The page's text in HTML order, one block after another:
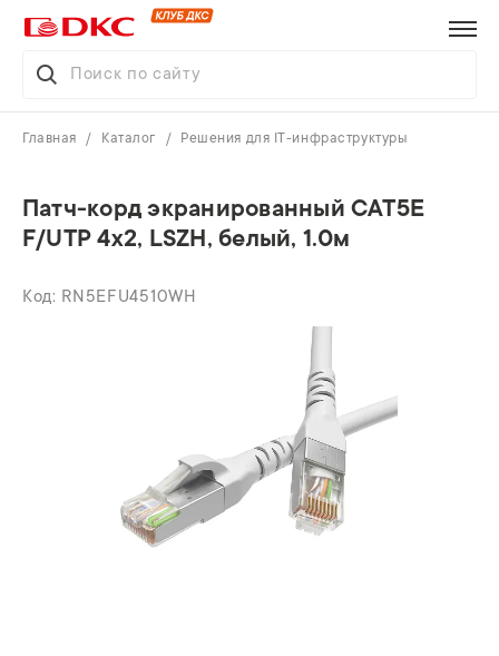
Главная Каталог Решения для IT-инфраструктуры
Патч-корд экранированный CAT5E
F/UTP 4х2, LSZH, белый, 1.0м
RN5EFU4510WH